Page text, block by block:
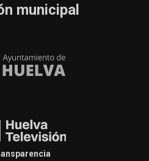
municipal